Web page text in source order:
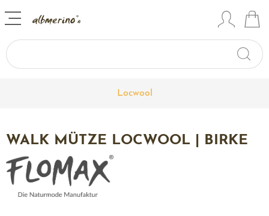
Locwool
WALK MÜTZE LOCWOOL | BIRKE